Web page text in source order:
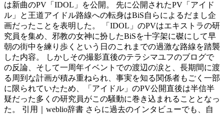
は新曲のPV「IDOL」を公開。 先に公開されたPV「アイド
ル」と王道アイドル路線への転身はBiS自らによるだまし企
画だったことを表明した。 「IDOL」のPVはエキストラの研
究員を集め、邪教の女神に扮したBiSを十字架に磔にして早
朝の街中を練り歩くという日のこれまでの過激な路線を踏襲
した内容。 しかしその撮影直後のテラシマユフのブログで
の反論、そして一周年イベントでの渡辺の涙と、長期間に渡
る周到な計画が積み重ねられ、事実を知る関係者もごく一部
に限られていたため、「アイドル」のPV公開直後は半信半
疑だった多くの研究員がこの騒動に巻き込まれることとなっ
た。 引用｜weblio辞書 さらに過去のインタビューでも、自